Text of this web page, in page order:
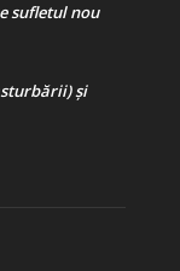
sufletul nou
şi